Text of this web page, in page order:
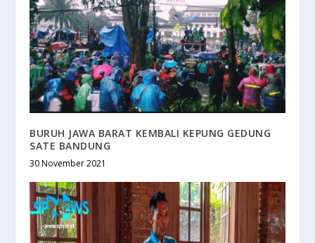
BURUH JAWA BARAT KEMBALI KEPUNG GEDUNG
SATE BANDUNG
30 November 2021